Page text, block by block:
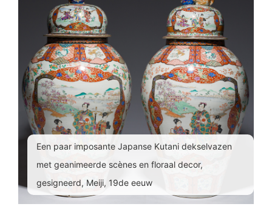
Een paar imposante Japanse Kutani dekselvazen
met geanimeerde scènes en floraal decor,
gesigneerd, Meiji, 19de eeuw